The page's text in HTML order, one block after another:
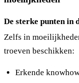
De sterke punten in
Zelfs in
troeven beschikken:
Erkende